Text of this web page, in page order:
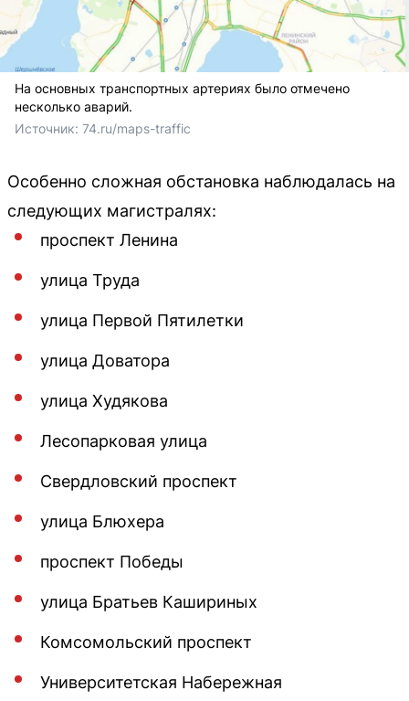
На основных транспортных артериях было отмечено
несколько аварий.
Источник: 74.ru/maps-traffic
Особенно сложная обстановка наблюдалась на
следующих магистралях:
проспект Ленина
улица Труда
улица Первой Пятилетки
улица Доватора
улица Худякова
Лесопарковая улица
Свердловский проспект
улица Блюхера
проспект Победы
улица Братьев Кашириных
Комсомольский проспект
Университетская Набережная